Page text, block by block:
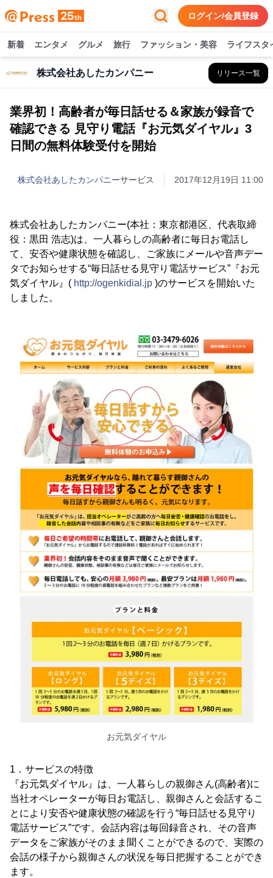
ログイン/会員登録
新着 エンタメ グルメ 旅行 ファッション・美容 ライフスタ
株式会社あしたカンパニー リリース一覧
業界初！高齢者が毎日話せる＆家族が録音で
確認できる 見守り電話『お元気ダイヤル』3
日間の無料体験受付を開始
株式会社あしたカンパニーサービス 2017年12月19日 11:00
株式会社あしたカンパニー(本社：東京都港区、代表取締
役：黒田 浩志)は、一人暮らしの高齢者に毎日お電話し
て、安否や健康状態を確認し、ご家族にメールや音声デー
タでお知らせする“毎日話せる見守り電話サービス”『お元
気ダイヤル』( http://ogenkidial.jp )のサービスを開始いた
しました。
お元気ダイヤル
1．サービスの特徴
『お元気ダイヤル』は、一人暮らしの親御さん(高齢者)に
当社オペレーターが毎日お電話し、親御さんと会話するこ
とにより安否や健康状態の確認を行う“毎日話せる見守り
電話サービス”です。会話内容は毎回録音され、その音声
データをご家族がそのまま聞くことができるので、実際の
会話の様子から親御さんの状況を毎日把握することができ
ます。